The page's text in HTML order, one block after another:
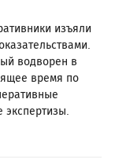
изъяли
водворен в
время по